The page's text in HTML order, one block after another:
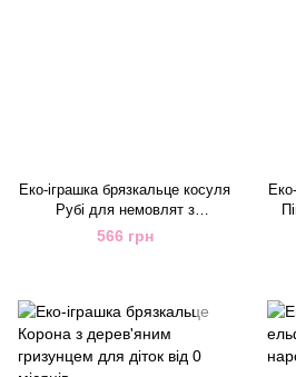
Еко-іграшка брязкальце косуля
Рубі для немовлят з
народження
566 грн